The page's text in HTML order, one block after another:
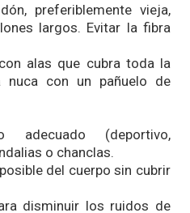
preferiblemente vieja,
largos. Evitar la fibra
alas que cubra toda la
nuca con un pañuelo de
adecuado (deportivo,
o chanclas.
del cuerpo sin cubrir
disminuir los ruidos de